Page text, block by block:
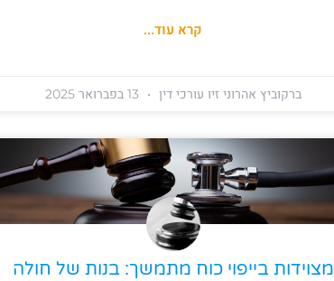
קרא עוד...
ברקוביץ אהרוני זיו עורכי דין
מצוידות בייפוי כוח מתמשך: בנות של חולה